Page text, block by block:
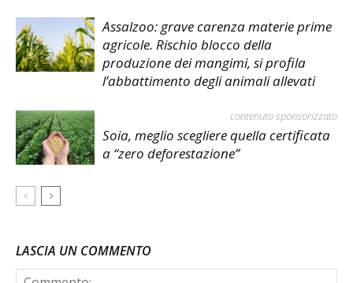
Assalzoo: grave carenza materie prime
agricole. Rischio blocco della
produzione dei mangimi, si profila
l’abbattimento degli animali allevati
contenuto sponsorizzato
Soia, meglio scegliere quella certificata
a “zero deforestazione”
LASCIA UN COMMENTO